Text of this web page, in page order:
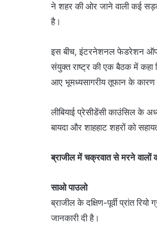
ने शहर की ओर जाने वाली कई
है।
इस बीच, इंटरनेशनल फेडरेशन ऑफ
संयुक्त राष्ट्र की एक बैठक में कहा
आए भूमध्यसागरीय तूफान के कारण
लीबियाई प्रेसीडेंसी काउंसिल के
बायदा और शाहहाट शहरों को
ब्राजील में चक्रवात से मरने
साओ पाउलो
ब्राजील के दक्षिण-पूर्वी प्रांत
जानकारी दी है।